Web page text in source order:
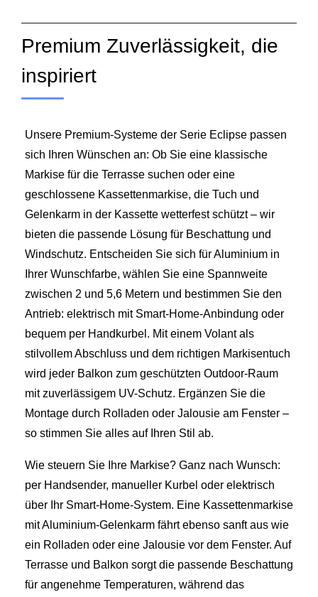
Premium Zuverlässigkeit, die
inspiriert
Unsere Premium-Systeme der Serie Eclipse passen
sich Ihren Wünschen an: Ob Sie eine klassische
Markise für die Terrasse suchen oder eine
geschlossene Kassettenmarkise, die Tuch und
Gelenkarm in der Kassette wetterfest schützt – wir
bieten die passende Lösung für Beschattung und
Windschutz. Entscheiden Sie sich für Aluminium in
Ihrer Wunschfarbe, wählen Sie eine Spannweite
zwischen 2 und 5,6 Metern und bestimmen Sie den
Antrieb: elektrisch mit Smart-Home-Anbindung oder
bequem per Handkurbel. Mit einem Volant als
stilvollem Abschluss und dem richtigen Markisentuch
wird jeder Balkon zum geschützten Outdoor-Raum
mit zuverlässigem UV-Schutz. Ergänzen Sie die
Montage durch Rolladen oder Jalousie am Fenster –
so stimmen Sie alles auf Ihren Stil ab.
Wie steuern Sie Ihre Markise? Ganz nach Wunsch:
per Handsender, manueller Kurbel oder elektrisch
über Ihr Smart-Home-System. Eine Kassettenmarkise
mit Aluminium-Gelenkarm fährt ebenso sanft aus wie
ein Rolladen oder eine Jalousie vor dem Fenster. Auf
Terrasse und Balkon sorgt die passende Beschattung
für angenehme Temperaturen, während das